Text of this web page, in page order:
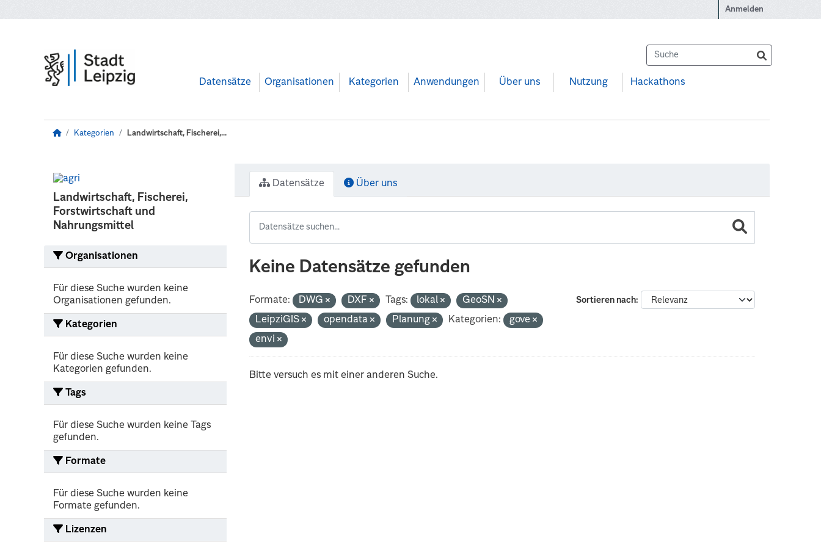
Anmelden
Datensätze Organisationen Kategorien Anwendungen Über uns Nutzung Hackathons
Kategorien Landwirtschaft, Fischerei,...
Landwirtschaft, Fischerei,
Forstwirtschaft und
Nahrungsmittel
Organisationen
Für diese Suche wurden keine
Organisationen gefunden.
Kategorien
Für diese Suche wurden keine
Kategorien gefunden.
Tags
Für diese Suche wurden keine Tags
gefunden.
Formate
Für diese Suche wurden keine
Formate gefunden.
Lizenzen
Datensätze Über uns
Keine Datensätze gefunden
Sortieren nach
Formate: DWG DXF Tags: lokal
GeoSN
LeipziGIS
opendata Planung Kategorien:
gove
envi
Bitte versuch es mit einer anderen Suche.